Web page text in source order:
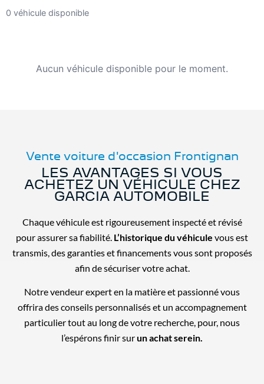
0 véhicule disponible
Aucun véhicule disponible pour le moment.
Vente voiture d'occasion Frontignan
LES AVANTAGES SI VOUS
ACHETEZ UN VÉHICULE CHEZ
GARCIA AUTOMOBILE
Chaque véhicule est rigoureusement inspecté et révisé
pour assurer sa fiabilité. L’historique du véhicule vous est
transmis, des garanties et financements vous sont proposés
afin de sécuriser votre achat.
Notre vendeur expert en la matière et passionné vous
offrira des conseils personnalisés et un accompagnement
particulier tout au long de votre recherche, pour, nous
l’espérons finir surun achat serein.